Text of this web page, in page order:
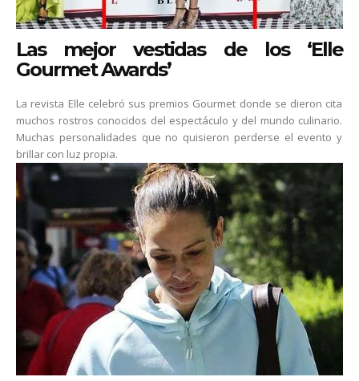
Las mejor vestidas de los ‘Elle
Gourmet Awards’
La revista Elle celebró sus premios Gourmet donde se dieron cita
muchos rostros conocidos del espectáculo y del mundo culinario.
Muchas personalidades que no quisieron perderse el evento y
brillar con luz propia.